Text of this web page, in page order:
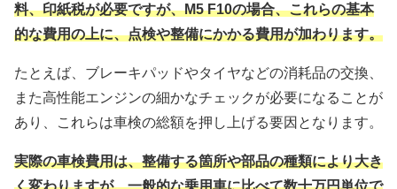
料、印紙税が必要ですが、M5 F10の場合、これらの基本
的な費用の上に、点検や整備にかかる費用が加わります。
たとえば、ブレーキパッドやタイヤなどの消耗品の交換、
また高性能エンジンの細かなチェックが必要になることが
あり、これらは車検の総額を押し上げる要因となります。
実際の車検費用は、整備する箇所や部品の種類により大き
く変わりますが、一般的な乗用車に比べて数十万円単位で